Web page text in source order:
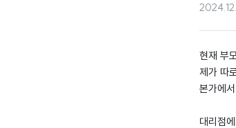
현재 부
제가 따
본가에
대리점